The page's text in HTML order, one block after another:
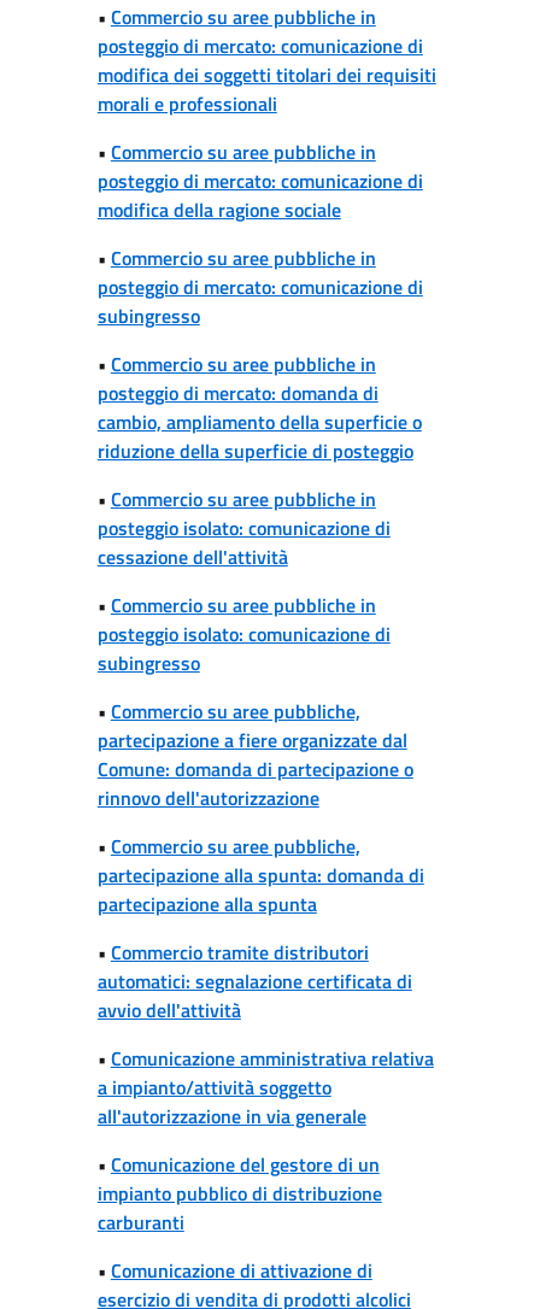
• Commercio su aree pubbliche in
posteggio di mercato: comunicazione di
modifica dei soggetti titolari dei requisiti
morali e professionali
• Commercio su aree pubbliche in
posteggio di mercato: comunicazione di
modifica della ragione sociale
• Commercio su aree pubbliche in
posteggio di mercato: comunicazione di
subingresso
• Commercio su aree pubbliche in
posteggio di mercato: domanda di
cambio, ampliamento della superficie o
riduzione della superficie di posteggio
• Commercio su aree pubbliche in
posteggio isolato: comunicazione di
cessazione dell'attività
• Commercio su aree pubbliche in
posteggio isolato: comunicazione di
subingresso
• Commercio su aree pubbliche,
partecipazione a fiere organizzate dal
Comune: domanda di partecipazione o
rinnovo dell'autorizzazione
• Commercio su aree pubbliche,
partecipazione alla spunta: domanda di
partecipazione alla spunta
• Commercio tramite distributori
automatici: segnalazione certificata di
avvio dell'attività
• Comunicazione amministrativa relativa
a impianto/attività soggetto
all'autorizzazione in via generale
• Comunicazione del gestore di un
impianto pubblico di distribuzione
carburanti
• Comunicazione di attivazione di
esercizio di vendita di prodotti alcolici